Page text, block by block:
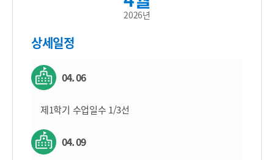
2026년
상세일정
04. 06
제1학기 수업일수 1/3선
04. 09